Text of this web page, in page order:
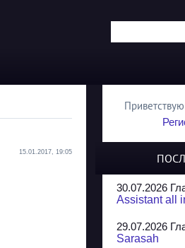
15.01.2017, 19:05
30.07.2026
Assistant all
29.07.2026
Sarasah